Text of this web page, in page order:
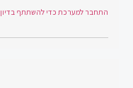
התחבר למערכת כדי להשתתף בדיון